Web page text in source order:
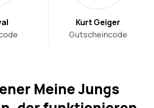
Kurt Geiger
Gutscheincode
Meine Jungs